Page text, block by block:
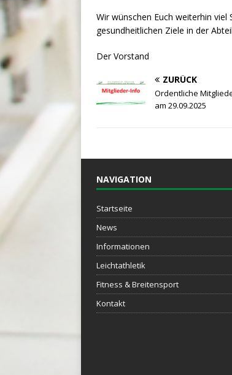
Wir wünschen Euch weiterhin
gesundheitlichen Ziele in der
Der Vorstand
ZURÜCK
Ordentliche
am 29.09.2025
NAVIGATION
Startseite
News
Informationen
Leichtathletik
Fitness & Breitensport
Kontakt